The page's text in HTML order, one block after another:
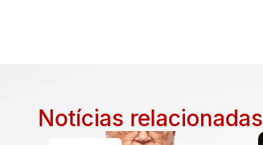
Notícias relacionadas